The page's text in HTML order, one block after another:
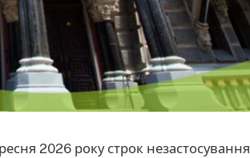
2026 року строк незастосування